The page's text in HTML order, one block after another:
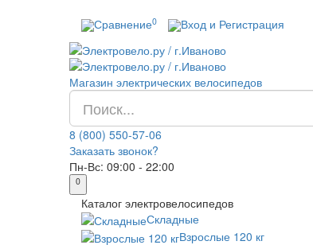
Сравнение0 Вход и Регистрация
Магазин электрических велосипедов
8 (800) 550-57-06
Заказать звонок?
Пн-Вс: 09:00 - 22:00
0
Каталог электровелосипедов
Складные
Взрослые 120 кг